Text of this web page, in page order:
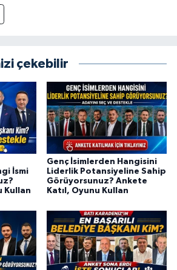
çekebilir
İsmi
Kullan
Genç İsimlerden Hangisini
Liderlik Potansiyeline Sahip
Görüyorsunuz? Ankete
Katıl, Oyunu Kullan